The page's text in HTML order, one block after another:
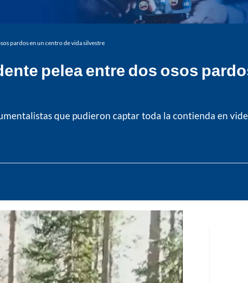
pardos en un centro de vida silvestre
pelea entre dos osos
que pudieron captar toda la contienda en